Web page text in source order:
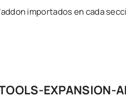
importados en cada
EXPANSION-